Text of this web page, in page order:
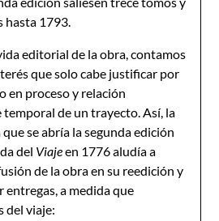
hasta 1793.
editorial de la obra, contamos
que solo cabe justificar por
en proceso y relación
de un trayecto. Así, la
se abría la segunda edición
del Viajeen 1776 aludía a
de la obra en su reedición y
entregas, a medida que
del viaje: